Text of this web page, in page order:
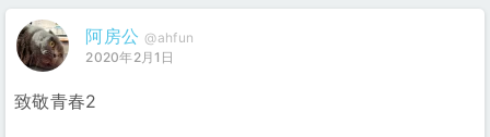
阿房公 @ahfun
2020年2月1日
致敬青春2